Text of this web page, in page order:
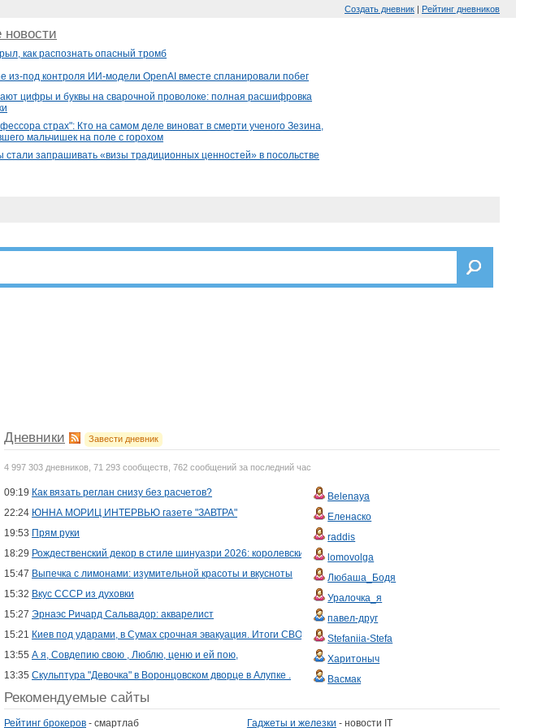
Создать дневник | Рейтинг дневников
как распознать опасный тромб
из-под контроля ИИ-модели OpenAI вместе спланировали побег
цифры и буквы на сварочной проволоке: полная расшифровка
страх": Кто на самом деле виноват в смерти ученого Зезина,
мальчишек на поле с горохом
стали запрашивать «визы традиционных ценностей» в посольстве
Дневники Завести дневник
4 997 303 дневников, 71 293 сообществ, 762 сообщений за последний час
09:19 Как вязать реглан снизу без расчетов?
Belenaya
22:24 ЮННА МОРИЦ ИНТЕРВЬЮ газете "ЗАВТРА"
Еленаско
19:53 Прям руки
raddis
18:29 Рождественский декор в стиле шинуазри 2026: королевский синий и хрусталь
lomovolga
15:47 Выпечка с лимонами: изумительной красоты и вкусноты
Любаша_Бодя
15:32 Вкус СССР из духовки
Уралочка_я
15:27 Эрнаэс Ричард Сальвадор: акварелист
павел-друг
15:21 Киев под ударами, в Сумах срочная эвакуация. Итоги СВО за неделюStefaniia-Stefa
13:55 А я, Совдепию свою , Люблю, ценю и ей пою,
Харитоныч
13:35 Скульптура "Девочка" в Воронцовском дворце в Алупке . Васмак
Рекомендуемые сайты
Рейтинг брокеров - смартлаб Гаджеты и железки - новости IT